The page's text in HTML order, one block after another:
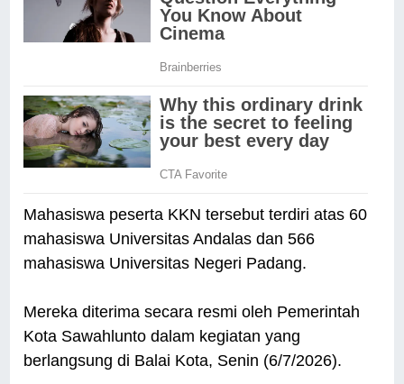
Mahasiswa peserta KKN tersebut terdiri atas 60
mahasiswa Universitas Andalas dan 566
mahasiswa Universitas Negeri Padang.
Mereka diterima secara resmi oleh Pemerintah
Kota Sawahlunto dalam kegiatan yang
berlangsung di Balai Kota, Senin (6/7/2026).